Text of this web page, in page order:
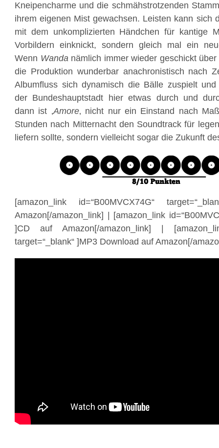
Kneipencharme und die schmähstrotzenden
ihrem eigenen Mist gewachsen. Leisten kann sich
mit dem unkomplizierten Händchen für kantige
Vorbildern einknickt, sondern gleich mal ein
Wenn Wandanämlich immer wieder geschickt über
die Produktion wunderbar anachronistisch nach
Albumfluss sich dynamisch die Bälle zuspielt und
der Bundeshauptstadt hier etwas durch und
dann ist ‚Amore‚ nicht nur ein Einstand nach
Stunden nach Mitternacht den Soundtrack für
liefern sollte, sondern vielleicht sogar die Zukunft
[amazon_link id=“B00MVCX74G“
Amazon[/amazon_link] | [amazon_link
]CD auf Amazon[/amazon_link] |
target=“_blank“ ]MP3 Download auf Amazon[/